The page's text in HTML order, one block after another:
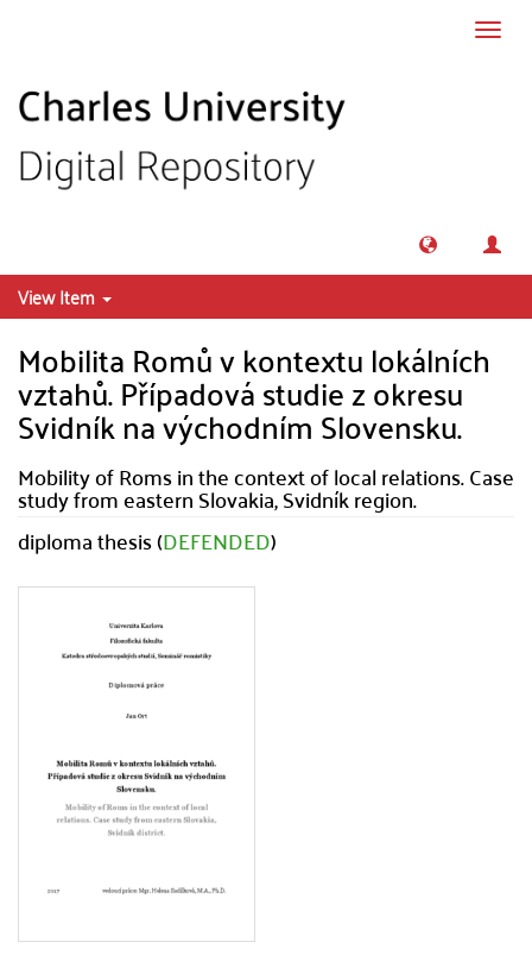
View Item
Mobilita Romů v kontextu lokálních
vztahů. Případová studie z okresu
Svidník na východním Slovensku.
Mobility of Roms in the context of local relations. Case
study from eastern Slovakia, Svidník region.
diploma thesis (DEFENDED)